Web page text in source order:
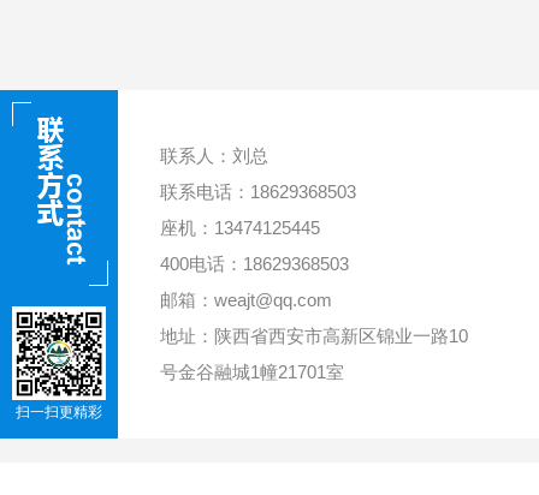
扫一扫更精彩
联系人：刘总
联系电话：18629368503
座机：13474125445
400电话：18629368503
邮箱：weajt@qq.com
地址：陕西省西安市高新区锦业一路10
号金谷融城1幢21701室